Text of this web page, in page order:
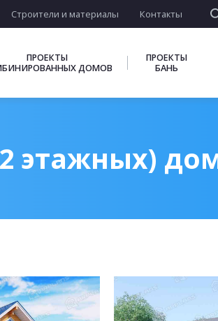
Строители и материалы Контакты
ПРОЕКТЫ
ДОМОВ
ПРОЕКТЫ
БАНЬ
этажных)